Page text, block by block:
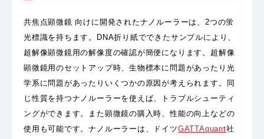
共焦点顕微鏡 向けに開発されたナノルーラーは、2つの蛍
光標識を持ちます。DNA折り紙でできたサンプルにより、
超解像顕微鏡用の解像度の確認が簡便になります。超解像
顕微鏡用のセットアップ時、生物標本に問題があったり光
学系に問題があったりいくつかの原因が考えられます。同
じ性質を持つナノルーラーを使えば、トラブルシューティ
ングができます。また顕微鏡の購入時、性能の向上などの
使用も可能です。ナノルーラーは、ドイツGATTAquant社